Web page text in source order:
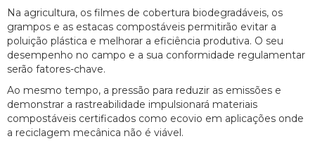
Na agricultura, os filmes de cobertura biodegradáveis, os
grampos e as estacas compostáveis permitirão evitar a
poluição plástica e melhorar a eficiência produtiva. O seu
desempenho no campo e a sua conformidade regulamentar
serão fatores-chave.
Ao mesmo tempo, a pressão para reduzir as emissões e
demonstrar a rastreabilidade impulsionará materiais
compostáveis certificados como ecovio em aplicações onde
a reciclagem mecânica não é viável.